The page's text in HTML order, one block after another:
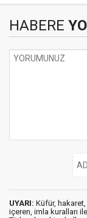
HABERE
UYARI: Küfür,
içeren, imla kuralları